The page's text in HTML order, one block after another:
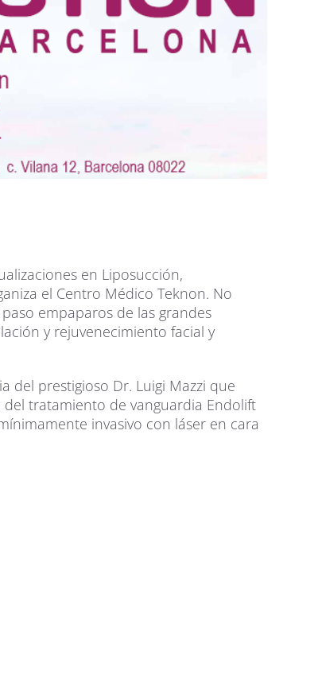
en Liposucción,
el Centro Médico Teknon. No
empaparos de las grandes
y rejuvenecimiento facial y
del prestigioso Dr. Luigi Mazzi que
del tratamiento de vanguardia Endolift
invasivo con láser en cara